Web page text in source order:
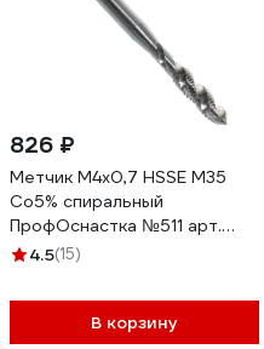
826 ₽
Метчик M4x0,7 HSSE M35
Co5% спиральный
ПрофОснастка №511 арт.
50231011
4.5(15)
В корзину